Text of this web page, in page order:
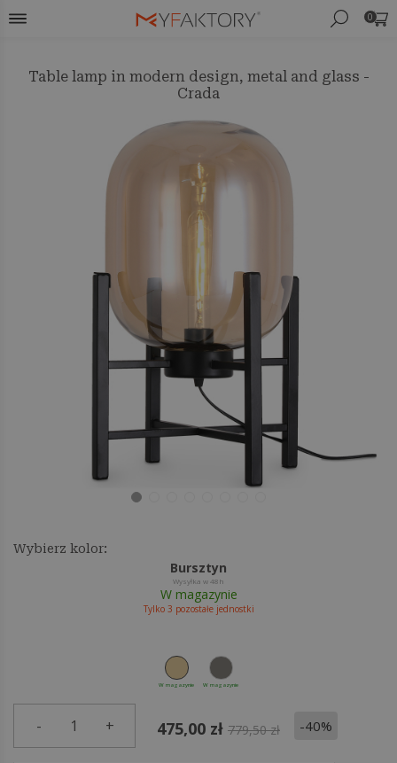
0
Table lamp in modern design, metal and glass -
Crada
Wybierz kolor:
Bursztyn
Wysyłka w 48h
W magazynie
Tylko 3 pozostałe jednostki
W magazynie W magazynie
- 1 + 475,00 zł 779,50 zł -40%